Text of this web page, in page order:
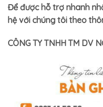
Để được hỗ trợ nhanh
hệ với chúng tôi theo
CÔNG TY TNHH TM DV